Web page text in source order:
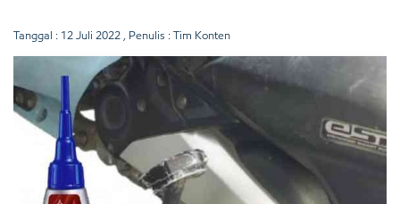
Tanggal : 12 Juli 2022 , Penulis : Tim Konten